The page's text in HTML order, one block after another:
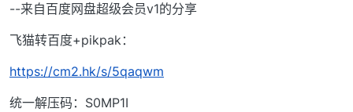
--来自百度网盘超级会员v1的分享
飞猫转百度+pikpak：
https://cm2.hk/s/5qaqwm
统一解压码：S0MP1I